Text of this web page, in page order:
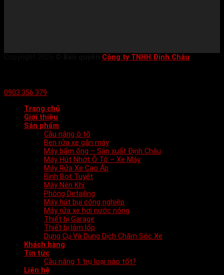
Công ty TNHH Định Châu
0903.356.379
Trang chủ
Giới thiệu
Sản phẩm
Cầu nâng ô tô
Ben rửa xe gắn máy
Máy bấm ống – Sản xuất Định Châu
Máy Hút Nhớt Ô Tô – Xe Máy
Máy Rửa Xe Cao Áp
Bình Bọt Tuyết
Máy Nén Khí
Phòng Detailing
Máy hút bụi công nghiệp
Máy rửa xe hơi nước nóng
Thiết bị Garage
Thiết bị làm lốp
Dụng Cụ Và Dung Dịch Chăm Sóc Xe
Khách hàng
Tin tức
Cầu nâng 1 trụ loại nào tốt?
Liên hệ